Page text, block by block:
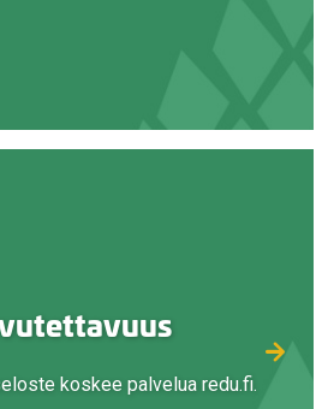
koskee palvelua redu.fi.